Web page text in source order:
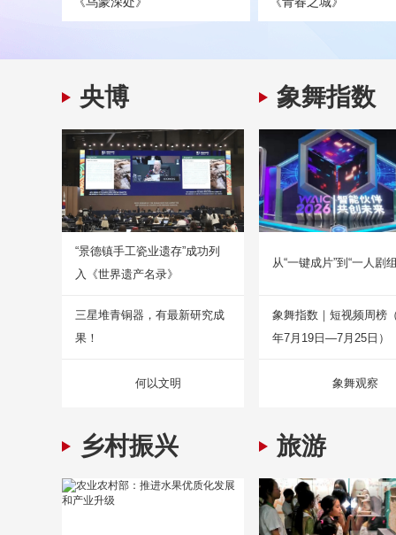
央博
“景德镇手工瓷业遗存”成功列
入《世界遗产名录》
三星堆青铜器，有最新研究成
果！
何以文明
象舞指数
从“一键成片”到“一人剧
象舞指数｜短视频周榜
年7月19日—7月25日）
象舞观察
乡村振兴 旅游